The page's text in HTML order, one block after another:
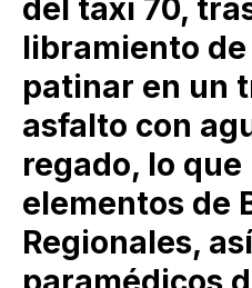
del taxi 70,
libramiento de
patinar en un
asfalto con
regado, lo
elementos de
Regionales,